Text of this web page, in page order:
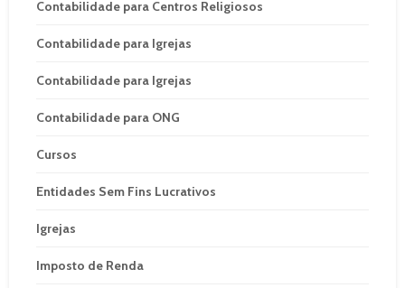
Contabilidade para Centros Religiosos
Contabilidade para Igrejas
Contabilidade para Igrejas
Contabilidade para ONG
Cursos
Entidades Sem Fins Lucrativos
Igrejas
Imposto de Renda